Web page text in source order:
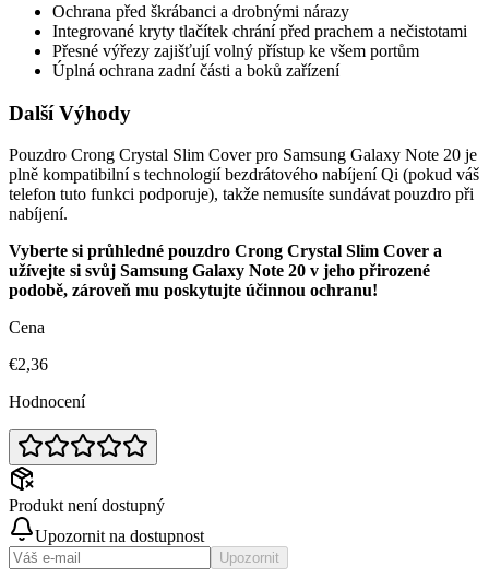
Ochrana před škrábanci a drobnými nárazy
Integrované kryty tlačítek chrání před prachem a nečistotami
Přesné výřezy zajišťují volný přístup ke všem portům
Úplná ochrana zadní části a boků zařízení
Další Výhody
Pouzdro Crong Crystal Slim Cover pro Samsung Galaxy Note 20 je
plně kompatibilní s technologií bezdrátového nabíjení Qi (pokud váš
telefon tuto funkci podporuje), takže nemusíte sundávat pouzdro při
nabíjení.
Vyberte si průhledné pouzdro Crong Crystal Slim Cover a
užívejte si svůj Samsung Galaxy Note 20 v jeho přirozené
podobě, zároveň mu poskytujte účinnou ochranu!
Cena
€2,36
Hodnocení
Produkt není dostupný
Upozornit na dostupnost
Upozornit